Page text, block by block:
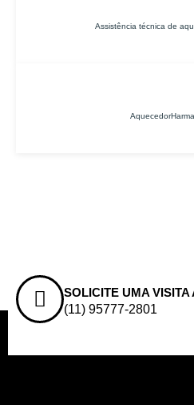
Assistência técnica de
SOLICITE UMA VISITA
(11) 95777-2801